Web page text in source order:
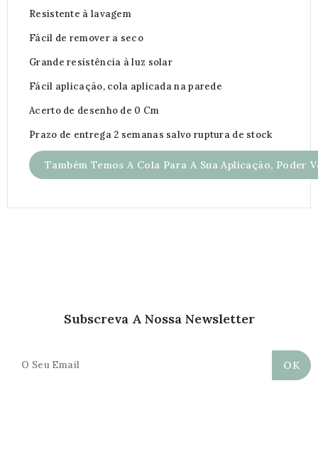
Resistente à lavagem
Fácil de remover a seco
Grande resistência à luz solar
Fácil aplicação, cola aplicada na parede
Acerto de desenho de 0 Cm
Prazo de entrega 2 semanas salvo ruptura de stock
Também Temos A Cola Para A Sua Aplicação, Poder
Subscreva A Nossa Newsletter